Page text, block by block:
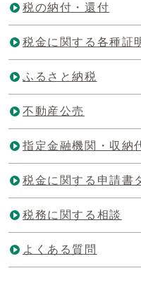
税の納付・還付
税金に関する各種証
ふるさと納税
不動産公売
指定金融機関・収納
税金に関する申請書
税務に関する相談
よくある質問